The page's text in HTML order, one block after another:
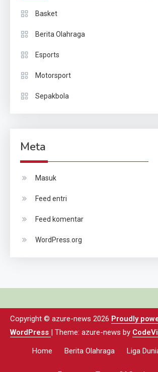
Basket
Berita Olahraga
Esports
Motorsport
Sepakbola
Meta
Masuk
Feed entri
Feed komentar
WordPress.org
Copyright © azure-news 2026 Proudly
WordPress | Theme: azure-news by
Home Berita Olahraga Liga